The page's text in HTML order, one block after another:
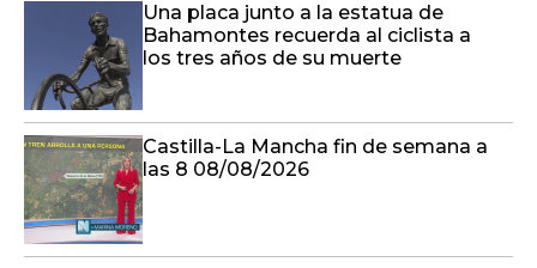
Una placa junto a la estatua de
Bahamontes recuerda al ciclista a
los tres años de su muerte
Castilla-La Mancha fin de semana a
las 8 08/08/2026